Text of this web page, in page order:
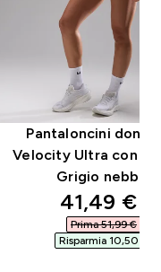
Pantaloncini donna
Velocity Ultra con
Grigio nebbia
41,49 €‎
Prima 51,99 €‎
Risparmia 10,50 €‎